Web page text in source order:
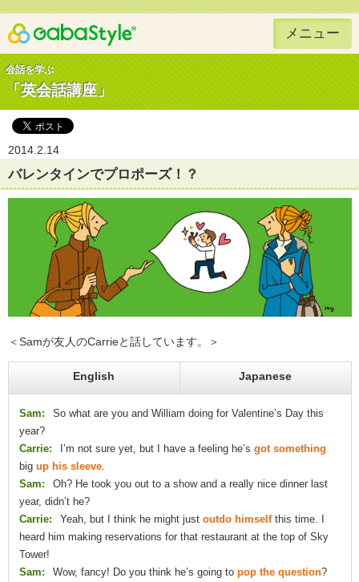
Gaba Style 無料で英語学習 メニュー
会話を学ぶ
「英会話講座」
2014.2.14
バレンタインでプロポーズ！？
＜Samが友人のCarrieと話しています。＞
English Japanese
Sam:
So what are you and William doing for Valentine’s Day this
year?
Carrie:
I’m not sure yet, but I have a feeling he’s got something
big up his sleeve.
Sam:
Oh? He took you out to a show and a really nice dinner last
year, didn’t he?
Carrie:
Yeah, but I think he might just outdo himselfthis time. I
heard him making reservations for that restaurant at the top of Sky
Tower!
Sam:
Wow, fancy! Do you think he’s going to pop the question?